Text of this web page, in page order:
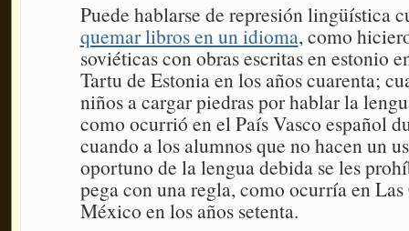
Puede hablarse de represión lingüística
quemar libros en un idioma, como
soviéticas con obras escritas en estonio
Tartu de Estonia en los años cuarenta;
niños a cargar piedras por hablar la
como ocurrió en el País Vasco español
cuando a los alumnos que no hacen un
oportuno de la lengua debida se les
pega con una regla, como ocurría en Las
México en los años setenta.